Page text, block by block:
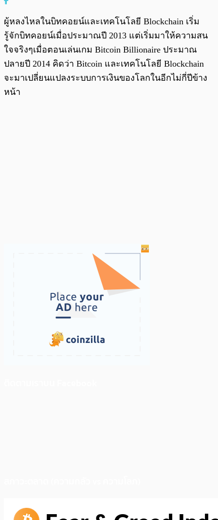
ผู้หลงไหลในบิทคอยน์และเทคโนโลยี Blockchain เริ่ม
รู้จักบิทคอยน์เมื่อประมาณปี 2013 แต่เริ่มมาให้ความสน
ใจจริงๆเมื่อตอนเล่นเกม Bitcoin Billionaire ประมาณ
ปลายปี 2014 คิดว่า Bitcoin และเทคโนโลยี Blockchain
จะมาเปลี่ยนแปลงระบบการเงินของโลกในอีกไม่กี่ปีข้าง
หน้า